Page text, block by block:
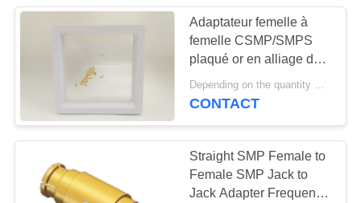
NOUVELLES
DEMANDEZ
UNE
CITATION
connecteur de
1.0mm rf
23
Adaptateur femelle à
femelle CSMP/SMPS
plaqué or en alliage de
cuivre, pratique pour
l'interconnexion carte à
CONTACT
Straight SMP Female to
Female SMP Jack to
Jack Adapter Frequency